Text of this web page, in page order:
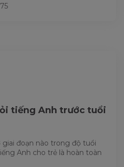
tiếng Anh trước tuổi
giai đoạn nào trong độ tuổi
Anh cho trẻ là hoàn toàn